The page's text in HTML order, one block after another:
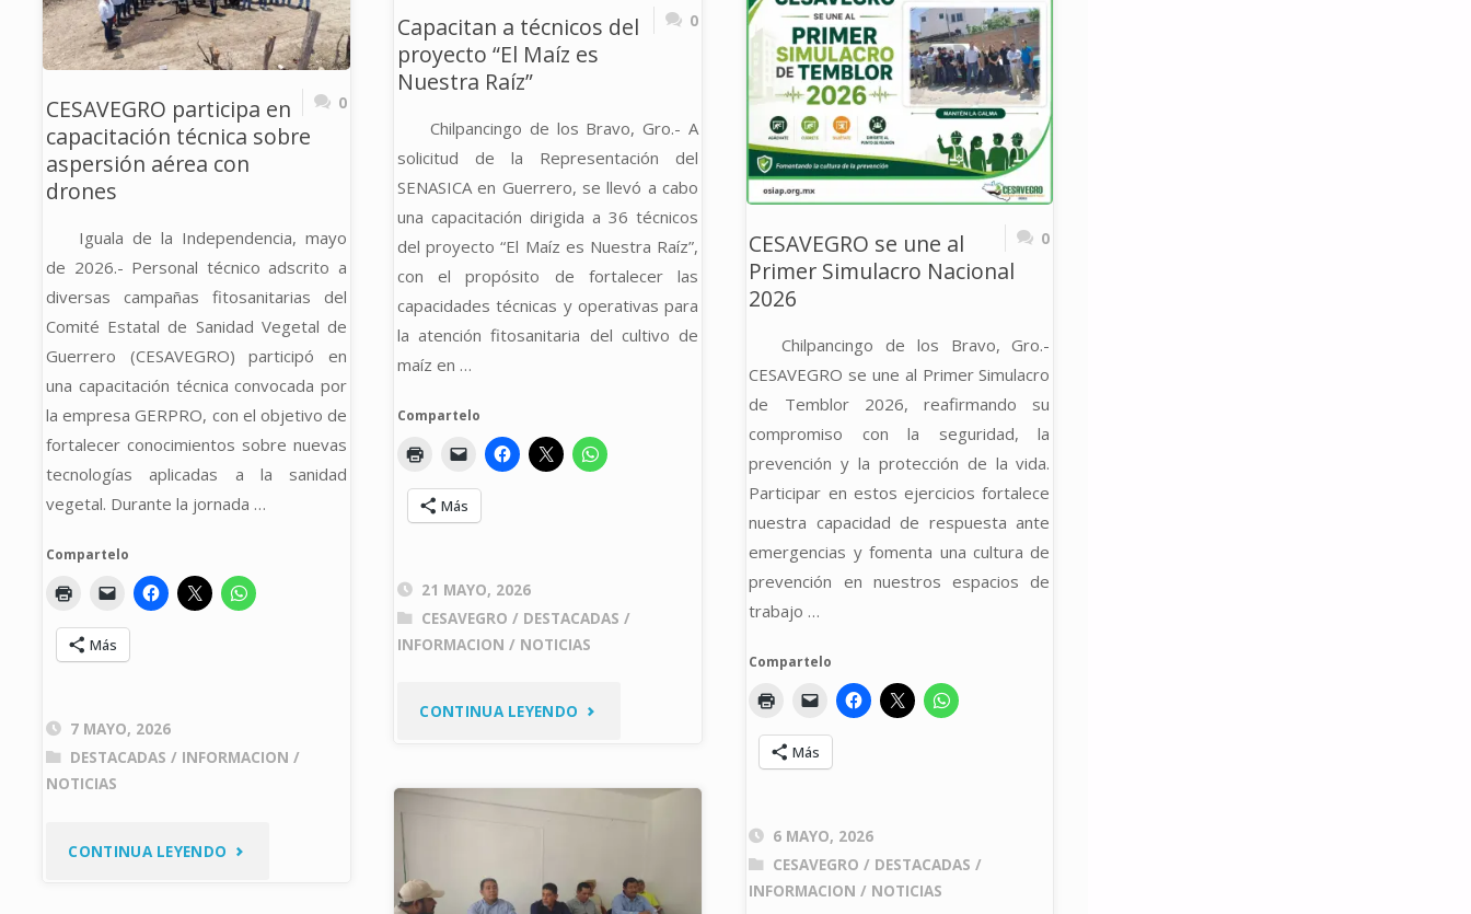
CAMPO
–
MANEJO
FITOSANITARIO
CULTIVO
DEL
MAMEY
EN
EL
GUERRERO"
MANEJO
DE
CULTIVOS
BÁSICOS."
DE
AGUACATE
MANGO
SISTEMAS
REDUCCIÓN
RIESGOS
DE
Capacitan a técnicos del
proyecto “El Maíz es
Nuestra Raíz”
0
Chilpancingo de los Bravo, Gro.- A
solicitud de la Representación del
SENASICA en Guerrero, se llevó a cabo
una capacitación dirigida a 36 técnicos
del proyecto “El Maíz es Nuestra Raíz”,
con el propósito de fortalecer las
capacidades técnicas y operativas para
la atención fitosanitaria del cultivo de
maíz en …
Compartelo
Más
21 MAYO, 2026
CESAVEGRO / DESTACADAS /
INFORMACION / NOTICIAS
CONTINUA LEYENDO "CAPACITAN
PROYECTO
CESAVEGRO participa en
capacitación técnica sobre
aspersión aérea con
drones
0
Iguala de la Independencia, mayo
de 2026.- Personal técnico adscrito a
diversas campañas fitosanitarias del
Comité Estatal de Sanidad Vegetal de
Guerrero (CESAVEGRO) participó en
una capacitación técnica convocada por
la empresa GERPRO, con el objetivo de
fortalecer conocimientos sobre nuevas
tecnologías aplicadas a la sanidad
vegetal. Durante la jornada …
Compartelo
Más
7 MAYO, 2026
DESTACADAS / INFORMACION /
NOTICIAS
CONTINUA LEYENDO "CESAVEGRO
CESAVEGRO se une al
Primer Simulacro Nacional
2026
0
Chilpancingo de los Bravo, Gro.-
CESAVEGRO se une al Primer Simulacro
de Temblor 2026, reafirmando su
compromiso con la seguridad, la
prevención y la protección de la vida.
Participar en estos ejercicios fortalece
nuestra capacidad de respuesta ante
emergencias y fomenta una cultura de
prevención en nuestros espacios de
trabajo …
Compartelo
Más
6 MAYO, 2026
CESAVEGRO / DESTACADAS /
INFORMACION / NOTICIAS